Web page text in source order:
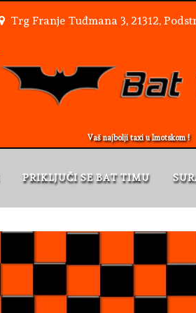
Trg Franje Tuđmana 3, 21312,
Vaš najbolji taxi u Imotskom !
PRIKLJUČI SE BAT TIMU